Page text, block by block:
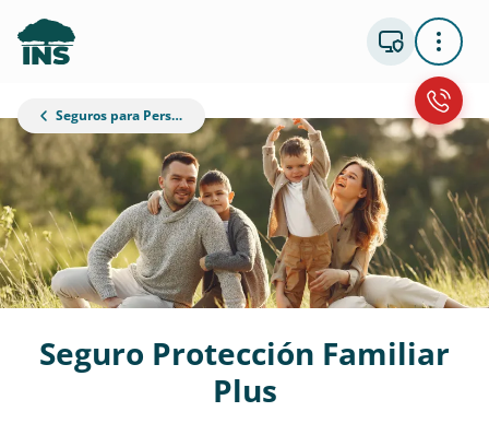
Seguros para Personas
Seguro Protección Familiar
Plus